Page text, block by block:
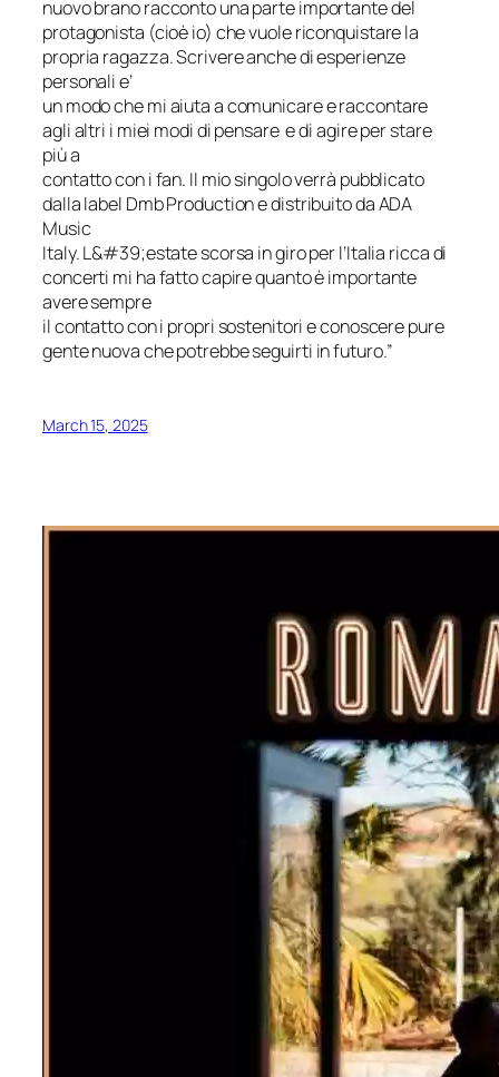
nuovo brano racconto una parte importante del
protagonista (cioè io) che vuole riconquistare la
propria ragazza. Scrivere anche di esperienze
personali e’
un modo che mi aiuta a comunicare e raccontare
agli altri i miei modi di pensare e di agire per stare
più a
contatto con i fan. Il mio singolo verrà pubblicato
dalla label Dmb Production e distribuito da ADA
Music
Italy. L&#39;estate scorsa in giro per l’Italia ricca di
concerti mi ha fatto capire quanto è importante
avere sempre
il contatto con i propri sostenitori e conoscere pure
gente nuova che potrebbe seguirti in futuro.”
March 15, 2025